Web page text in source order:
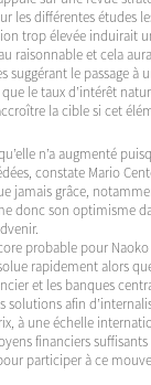
les différentes études
trop élevée induirait
raisonnable et cela
suggérant le passage à
le taux d’intérêt
la cible si cet
n’a augmenté
constate Mario
jamais grâce,
donc son optimisme
probable pour
rapidement alors
et les banques
afin
à une échelle
financiers
participer à ce